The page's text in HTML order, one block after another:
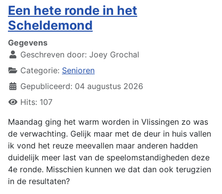
Een hete ronde in het
Scheldemond
Gegevens
Geschreven door: Joey Grochal
Categorie: Senioren
Gepubliceerd: 04 augustus 2026
Hits: 107
Maandag ging het warm worden in Vlissingen zo was
de verwachting. Gelijk maar met de deur in huis vallen
ik vond het reuze meevallen maar anderen hadden
duidelijk meer last van de speelomstandigheden deze
4e ronde. Misschien kunnen we dat dan ook terugzien
in de resultaten?